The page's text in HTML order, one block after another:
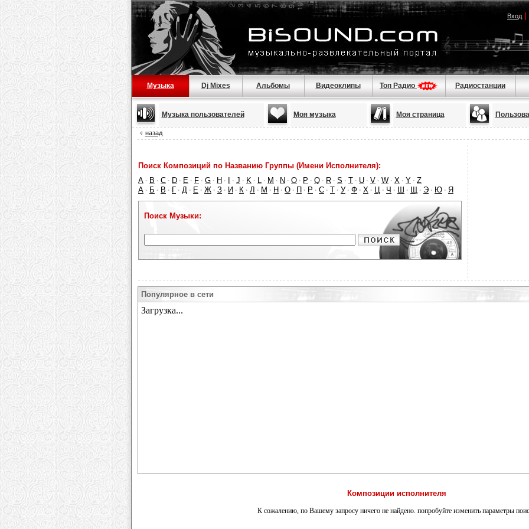
Вход|
Музыка Dj Mixes Альбомы Видеоклипы Топ Радио Радиостанции
Музыка пользователей Моя музыка Моя страница
назад
Поиск Композиций по Названию Группы (Имени Исполнителя):
A · B · C · D · E · F · G · H · · J · K · L · M · N · O · P · Q · R · S · T · U · V · W · X · Y · Z
А · Б · В · Г · Д · Е · Ж · З · И · К · Л · М · Н · О · П · Р · С · Т · У · Ф · Х · Ц · Ч · Ш · Щ · Э · Ю · Я
Поиск Музыки:
Популярное в сети
Композиции исполнителя
К сожалению, по Вашему запросу ничего не найдено. попробуйте изменить параметры